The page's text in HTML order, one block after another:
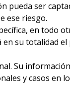
pueda ser
ese riesgo.
en todo
su totalidad
Su
y casos en